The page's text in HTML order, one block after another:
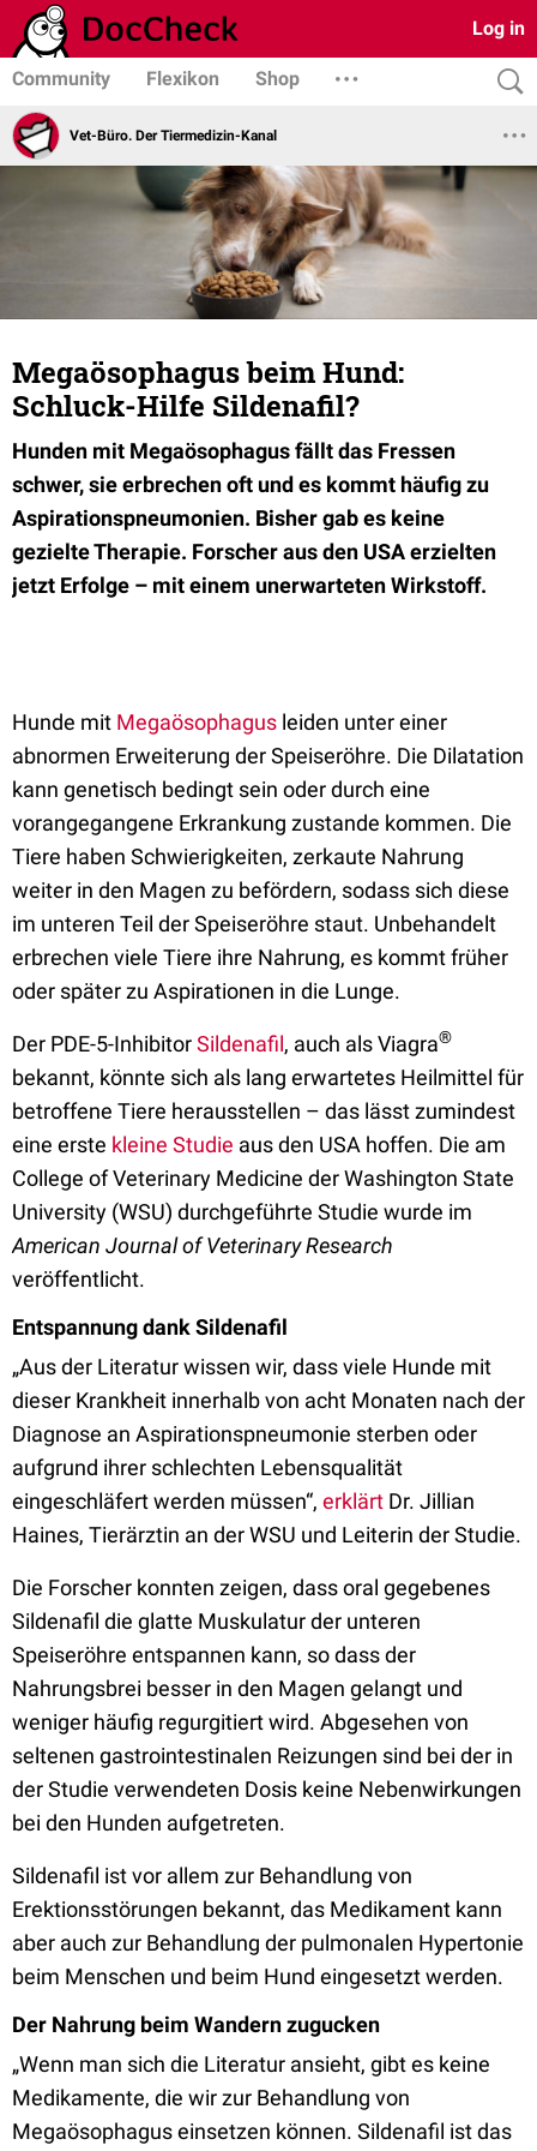
Log in
Community Flexikon Shop
Vet-Büro. Der Tiermedizin-Kanal
Megaösophagus beim Hund:
Schluck-Hilfe Sildenafil?
Hunden mit Megaösophagus fällt das Fressen
schwer, sie erbrechen oft und es kommt häufig zu
Aspirationspneumonien. Bisher gab es keine
gezielte Therapie. Forscher aus den USA erzielten
jetzt Erfolge – mit einem unerwarteten Wirkstoff.
Hunde mit Megaösophagus leiden unter einer
abnormen Erweiterung der Speiseröhre. Die Dilatation
kann genetisch bedingt sein oder durch eine
vorangegangene Erkrankung zustande kommen. Die
Tiere haben Schwierigkeiten, zerkaute Nahrung
weiter in den Magen zu befördern, sodass sich diese
im unteren Teil der Speiseröhre staut. Unbehandelt
erbrechen viele Tiere ihre Nahrung, es kommt früher
oder später zu Aspirationen in die Lunge.
Der PDE-5-InhibitorSildenafil, auch als Viagra®
bekannt, könnte sich als lang erwartetes Heilmittel für
betroffene Tiere herausstellen – das lässt zumindest
eine erste kleine Studie aus den USA hoffen. Die am
College of Veterinary Medicine der Washington State
University (WSU) durchgeführte Studie wurde im
American Journal of Veterinary Research
veröffentlicht.
Entspannung dank Sildenafil
„Aus der Literatur wissen wir, dass viele Hunde mit
dieser Krankheit innerhalb von acht Monaten nach der
Diagnose an Aspirationspneumonie sterben oder
aufgrund ihrer schlechten Lebensqualität
eingeschläfert werden müssen“, erklärt Dr. Jillian
Haines, Tierärztin an der WSU und Leiterin der Studie.
Die Forscher konnten zeigen, dass oral gegebenes
Sildenafil die glatte Muskulatur der unteren
Speiseröhre entspannen kann, so dass der
Nahrungsbrei besser in den Magen gelangt und
weniger häufig regurgitiert wird. Abgesehen von
seltenen gastrointestinalen Reizungen sind bei der in
der Studie verwendeten Dosis keine Nebenwirkungen
bei den Hunden aufgetreten.
Sildenafil ist vor allem zur Behandlung von
Erektionsstörungen bekannt, das Medikament kann
aber auch zur Behandlung der pulmonalen Hypertonie
beim Menschen und beim Hund eingesetzt werden.
Der Nahrung beim Wandern zugucken
„Wenn man sich die Literatur ansieht, gibt es keine
Medikamente, die wir zur Behandlung von
Megaösophagus einsetzen können. Sildenafil ist das